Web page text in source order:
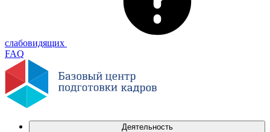
слабовидящих
FAQ
Деятельность